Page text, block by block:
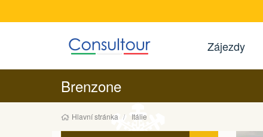
Zájezdy
Brenzone
Hlavní stránka Itálie